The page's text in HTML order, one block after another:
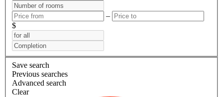
–
$
Save search
Previous searches
Advanced search
Clear